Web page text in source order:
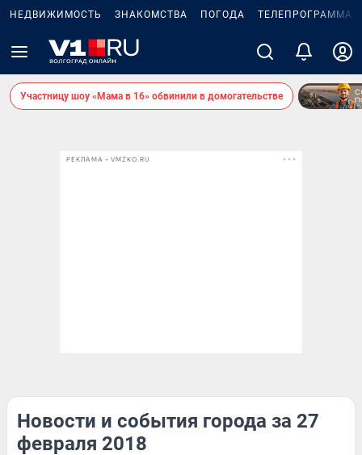
НЕДВИЖИМОСТЬ ЗНАКОМСТВА ПОГОДА ТЕЛЕПРОГРАММА
Участницу шоу «Мама в 16» обвинили в домогательстве
РЕКЛАМА • VMZKO.RU
Новости и события города за 27
февраля 2018